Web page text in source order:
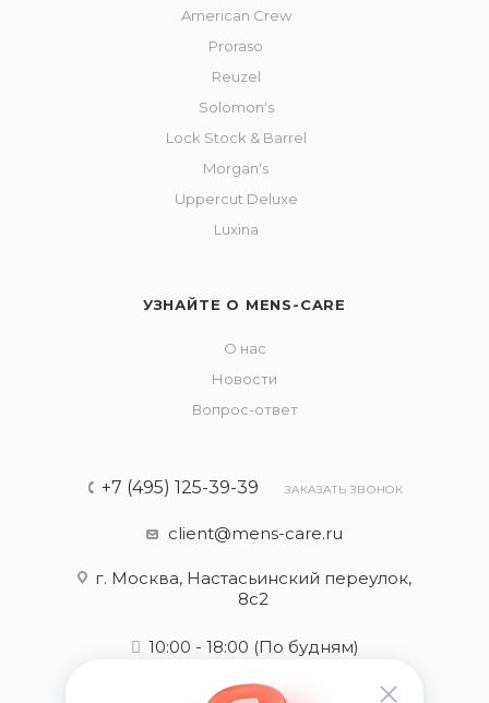
American Crew
Proraso
Reuzel
Solomon's
Lock Stock & Barrel
Morgan's
Uppercut Deluxe
Luxina
УЗНАЙТЕ О MENS-CARE
О нас
Новости
Вопрос-ответ
+7 (495) 125-39-39 ЗАКАЗАТЬ ЗВОНОК
client@mens-care.ru
г. Москва, Настасьинский переулок,
8с2
10:00 - 18:00 (По будням)